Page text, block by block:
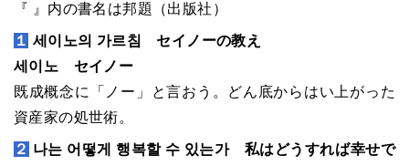
『 』内の書名は邦題（出版社）
１ 세이노의 가르침 セイノーの教え
세이노 セイノー
既成概念に「ノー」と言おう。どん底からはい上がった
資産家の処世術。
２ 나는 어떻게 행복할 수 있는가 私はどうすれば幸せで